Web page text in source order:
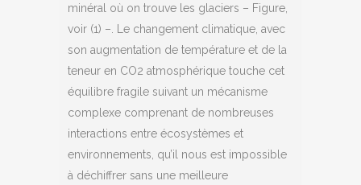
minéral où on trouve les glaciers – Figure,
voir (1) –. Le changement climatique, avec
son augmentation de température et de la
teneur en CO2 atmosphérique touche cet
équilibre fragile suivant un mécanisme
complexe comprenant de nombreuses
interactions entre écosystèmes et
environnements, qu’il nous est impossible
à déchiffrer sans une meilleure